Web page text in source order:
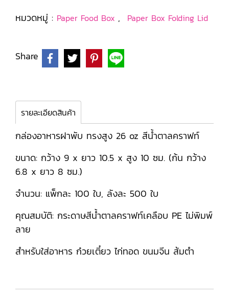
หมวดหมู่ : Paper Food Box , Paper Box Folding Lid
Share
รายละเอียดสินค้า
กล่องอาหารฝาพับ ทรงสูง 26 oz สีน้ำตาลคราฟท์
ขนาด: กว้าง 9 x ยาว 10.5 x สูง 10 ซม. (ก้น กว้าง
6.8 x ยาว 8 ซม.)
จำนวน: แพ็กละ 100 ใบ, ลังละ 500 ใบ
คุณสมบัติ: กระดาษสีน้ำตาลคราฟท์เคลือบ PE ไม่พิมพ์
ลาย
สำหรับใส่อาหาร ก๋วยเตี๋ยว ไก่ทอด ขนมจีน ส้มตำ